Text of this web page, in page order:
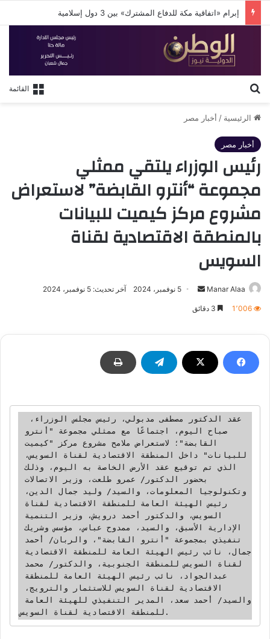
إبرام «اتفاقية مكة للدفاع المشترك» بين 3 دول إسلامية
القائمة
الرئيسية / أخبار مصر
أخبار مصر
رئيس الوزراء يلتقي ممثلي
مجموعة “أنترو القابضة” لاستعراض
مشروع مركز كيميت للبيانات
بالمنطقة الاقتصادية لقناة
السويس
Manar Alaa
أرسل 5 نوفمبر، 2024 آخر تحديث: 5 نوفمبر، 2024
1٬006
القابضة"؛ لاستعراض ملامح مشروع مركز "كيميت
الذي تم توقيع عقد الأرض الخاصة به اليوم، وذلك
بحضور الدكتور/ عمرو طلعت، وزير الاتصالات
الإدارية الأسبق، والسيد، ممدوح عباس، مؤسس وشريك
للمنطقة الاقتصادية لقناة السويس.